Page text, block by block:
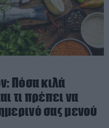
Πόσα κιλά
τι πρέπει να
σας μενού